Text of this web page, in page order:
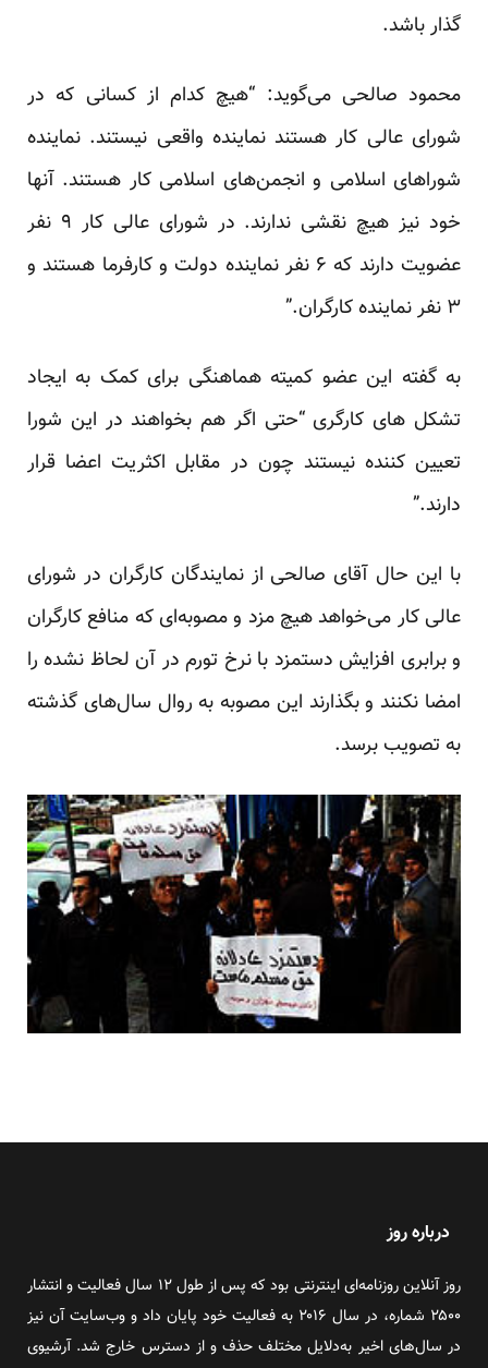
گذار باشد.
محمود صالحی می‌گوید: “هیچ کدام از کسانی که در
شورای عالی کار هستند نماینده واقعی نیستند. نماینده
شوراهای اسلامی و انجمن‌های اسلامی کار هستند. آنها
خود نیز هیچ نقشی ندارند. در شورای عالی کار ۹ نفر
عضویت دارند که ۶ نفر نماینده دولت و کارفرما هستند و
۳ نفر نماینده کارگران.”
به گفته این عضو کمیته هماهنگی برای کمک به ایجاد
تشکل های کارگری “حتی اگر هم بخواهند در این شورا
تعیین کننده نیستند چون در مقابل اکثریت اعضا قرار
دارند.”
با این حال آقای صالحی از نمایندگان کارگران در شورای
عالی کار می‌خواهد هیچ مزد و مصوبه‌ای که منافع کارگران
و برابری افزایش دستمزد با نرخ تورم در آن لحاظ نشده را
امضا نکنند و بگذارند این مصوبه به روال سال‌های گذشته
به تصویب برسد.
درباره روز
روز آنلاین روزنامه‌ای اینترنتی بود که پس از طول ۱۲ سال فعالیت و انتشار
۲۵۰۰ شماره، در سال ۲۰۱۶ به فعالیت خود پایان داد و وب‌سایت آن نیز
در سال‌های اخیر به‌دلایل مختلف حذف و از دسترس خارج شد. آرشیوی